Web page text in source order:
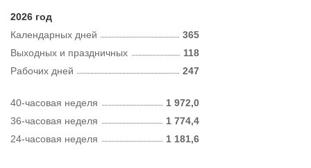
2026 год
Календарных дней
365
Рабочих дней 247
Выходных и праздничных 118
40-часовая неделя
1 972,0
36-часовая неделя
1 774,4
24-часовая неделя
1 181,6